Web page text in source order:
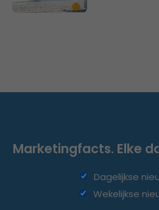
Marketingfacts. Elke
Dagelijkse
Wekelijkse